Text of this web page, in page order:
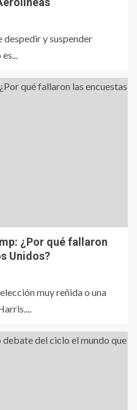
despedir y suspender
¿Por qué fallaron
Unidos?
muy reñida o una